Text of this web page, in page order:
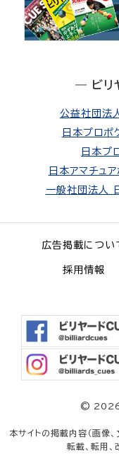
― ビリ
公益社団法
日本プロポ
日本プ
日本アマチュ
一般社団法人
広告掲載につい
採用情報
©
本サイトの掲載内容（画像
転載、転用